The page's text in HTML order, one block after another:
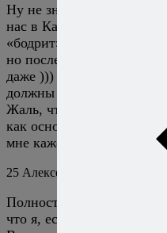
Ну не знаю, какой у вас
нас в Калининградской
«бодрит» мои вкусовые
но после определенной
даже ))) Тогда пирожки с
должны понравиться )).
Жаль, что блюд ,куда ее
как основной компонент,
мне кажется, тут есть
25 Алексей Онегин 1
Полностью согласен. Но
что я, если честно, от